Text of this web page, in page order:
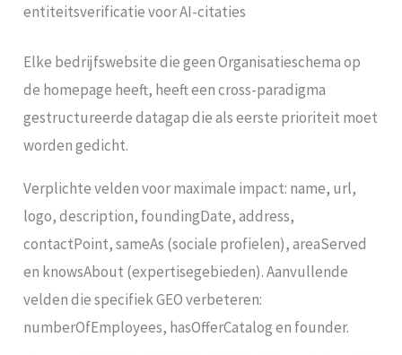
entiteitsverificatie voor AI-citaties
Elke bedrijfswebsite die geen Organisatieschema op
de homepage heeft, heeft een cross-paradigma
gestructureerde datagap die als eerste prioriteit moet
worden gedicht.
Verplichte velden voor maximale impact: name, url,
logo, description, foundingDate, address,
contactPoint, sameAs (sociale profielen), areaServed
en knowsAbout (expertisegebieden). Aanvullende
velden die specifiek GEO verbeteren:
numberOfEmployees, hasOfferCatalog en founder.